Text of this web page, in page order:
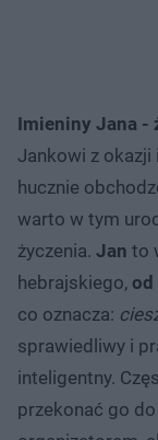
Imieniny Jana -
Jankowi z okazji
hucznie
warto w tym
życzenia. Jan to
hebrajskiego, od
co oznacza:
sprawiedliwy i
inteligentny.
przekonać go